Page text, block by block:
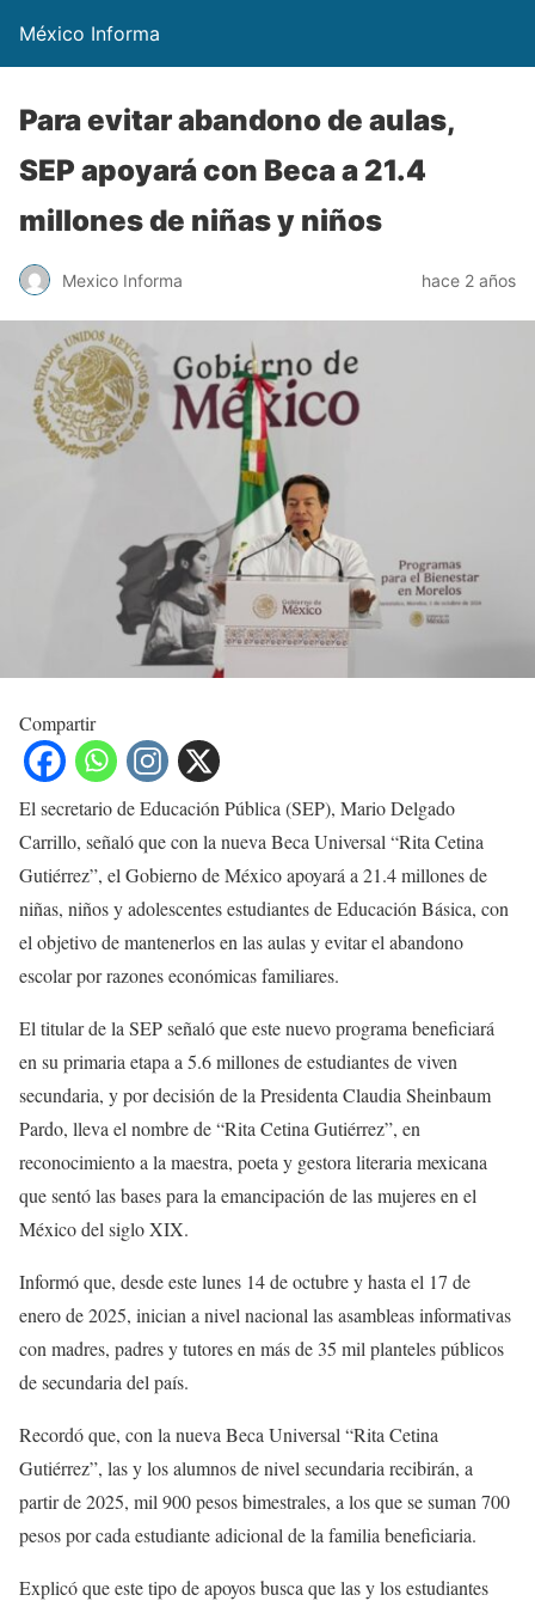
México Informa
Para evitar abandono de aulas,
SEP apoyará con Beca a 21.4
millones de niñas y niños
Mexico Informa hace 2 años
Compartir
El secretario de Educación Pública (SEP), Mario Delgado
Carrillo, señaló que con la nueva Beca Universal “Rita Cetina
Gutiérrez”, el Gobierno de México apoyará a 21.4 millones de
niñas, niños y adolescentes estudiantes de Educación Básica, con
el objetivo de mantenerlos en las aulas y evitar el abandono
escolar por razones económicas familiares.
El titular de la SEP señaló que este nuevo programa beneficiará
en su primaria etapa a 5.6 millones de estudiantes de viven
secundaria, y por decisión de la Presidenta Claudia Sheinbaum
Pardo, lleva el nombre de “Rita Cetina Gutiérrez”, en
reconocimiento a la maestra, poeta y gestora literaria mexicana
que sentó las bases para la emancipación de las mujeres en el
México del siglo XIX.
Informó que, desde este lunes 14 de octubre y hasta el 17 de
enero de 2025, inician a nivel nacional las asambleas informativas
con madres, padres y tutores en más de 35 mil planteles públicos
de secundaria del país.
Recordó que, con la nueva Beca Universal “Rita Cetina
Gutiérrez”, las y los alumnos de nivel secundaria recibirán, a
partir de 2025, mil 900 pesos bimestrales, a los que se suman 700
pesos por cada estudiante adicional de la familia beneficiaria.
Explicó que este tipo de apoyos busca que las y los estudiantes